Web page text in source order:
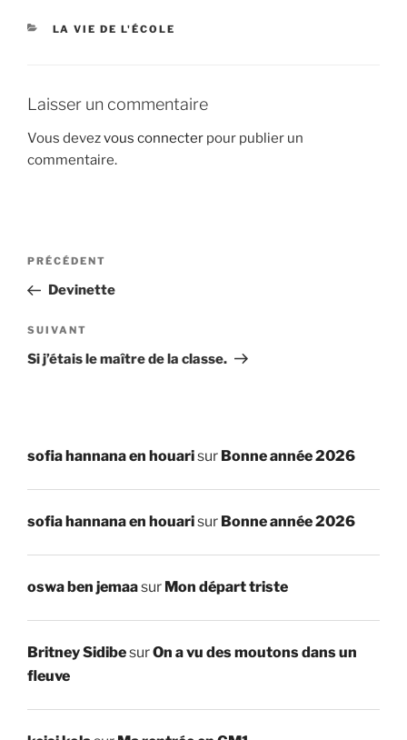
CATÉGORIES
LA VIE DE L'ÉCOLE
Laisser un commentaire
Vous devezvous connecter pour publier un
commentaire.
Navigation
l’article
Article
précédent
PRÉCÉDENT
Devinette
Article
suivant
SUIVANT
Si j’étais le maître de la classe.
sofia hannana en houarisur Bonne année 2026
sofia hannana en houarisur Bonne année 2026
oswa ben jemaasur Mon départ triste
Britney SidibesurOn a vu des moutons dans un
fleuve